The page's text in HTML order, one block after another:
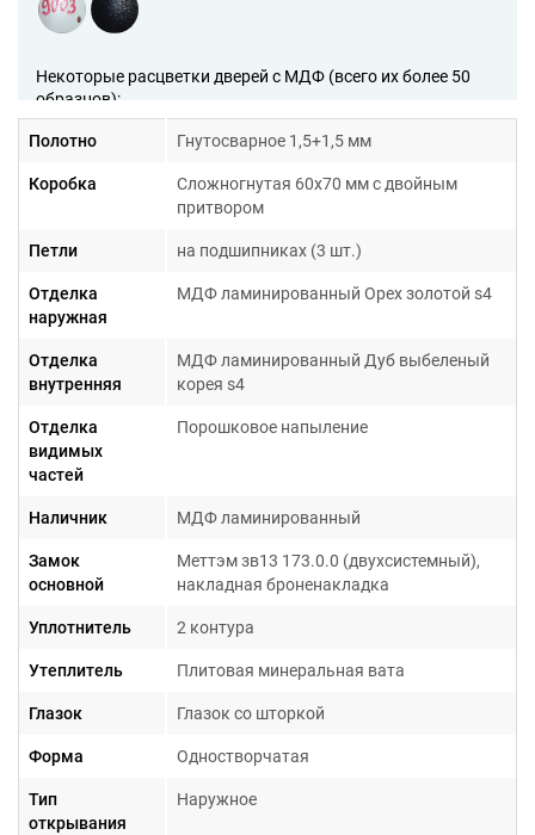
Некоторые расцветки дверей с МДФ (всего их более 50
образцов):
Образцы рисунков на дверях с МДФ (всего их более 200
образов):
Полотно Гнутосварное 1,5+1,5 мм
Коробка
Сложногнутая 60х70 мм с двойным
притвором
Петли на подшипниках (3 шт.)
Отделка
наружная
МДФ ламинированный Орех золотой s4
Отделка
внутренняя
МДФ ламинированный Дуб выбеленый
корея s4
Отделка
видимых
частей
Порошковое напыление
Наличник МДФ ламинированный
Замок
основной
Меттэм зв13 173.0.0 (двухсистемный),
накладная броненакладка
Уплотнитель 2 контура
Утеплитель Плитовая минеральная вата
Глазок Глазок со шторкой
Форма Одностворчатая
Тип
открывания
Наружное